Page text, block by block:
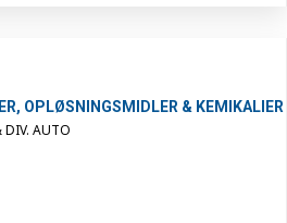
OPLØSNINGSMIDLER & KEMIKALIER
AUTO